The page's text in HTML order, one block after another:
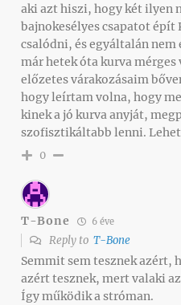
aki azt hiszi, hogy két ilyen
bajnokesélyes csapatot épít
csalódni, és egyáltalán nem
már hetek óta kurva
előzetes várakozásaim
hogy leírtam volna, hogy
kinek a jó kurva anyját,
szofisztikáltabb lenni.
0
T-Bone 6 éve
Reply to T-Bone
Semmit sem tesznek azért,
azért tesznek, mert valaki
Így működik a stróman.